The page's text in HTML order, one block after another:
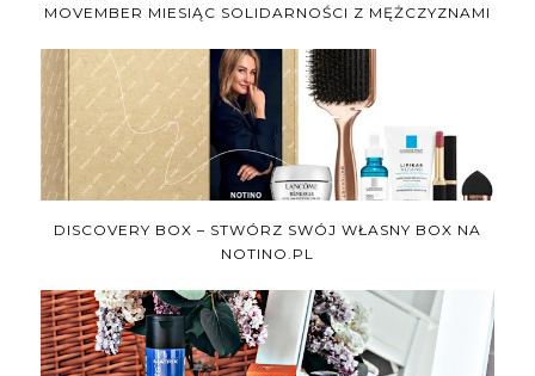
MOVEMBER MIESIĄC SOLIDARNOŚCI Z MĘŻCZYZNAMI
DISCOVERY BOX – STWÓRZ SWÓJ WŁASNY BOX NA
NOTINO.PL